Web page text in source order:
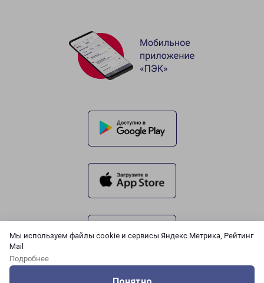
Мы используем файлы cookie и сервисы Яндекс.Метрика, Рейтинг
Mail
Подробнее